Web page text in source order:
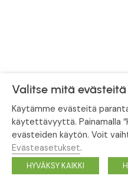
Valitse mitä
Käytämme evästeitä
käytettävyyttä. Painamalla
evästeiden käytön. Voit
Evästeasetukset.
HYVÄKSY KAIKKI